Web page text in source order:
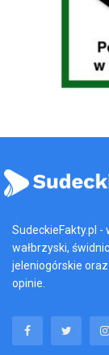
SudeckieFakty.pl
wałbrzyski,
jeleniogórskie
opinie.